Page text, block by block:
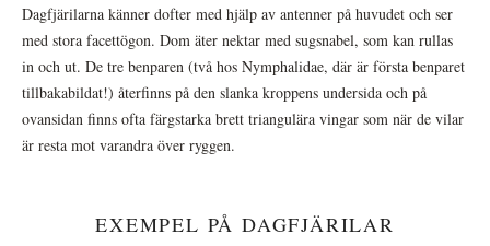
Dagfjärilarna känner dofter med hjälp av antenner på huvudet och ser
med stora facettögon. Dom äter nektar med sugsnabel, som kan rullas
in och ut. De tre benparen (två hos Nymphalidae, där är första benparet
tillbakabildat!) återfinns på den slanka kroppens undersida och på
ovansidan finns ofta färgstarka brett triangulära vingar som när de vilar
är resta mot varandra över ryggen.
EXEMPEL PÅ DAGFJÄRILAR